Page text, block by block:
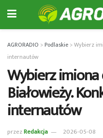
AGRORADIO >Podlaskie >Wybierz
internautów
Wybierz
Białowieży.
internautów
przezRedakcja 2026-05-08